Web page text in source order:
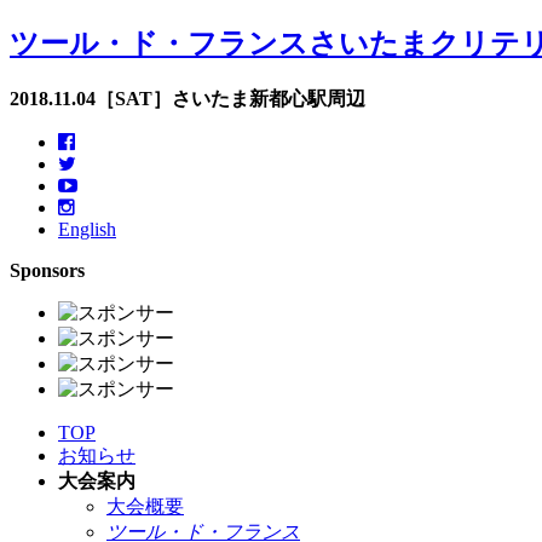
ツール・ド・フランスさいたまクリテ
2018.11.04［SAT］さいたま新都心駅周辺
English
Sponsors
TOP
お知らせ
大会案内
大会概要
ツール・ド・フランス